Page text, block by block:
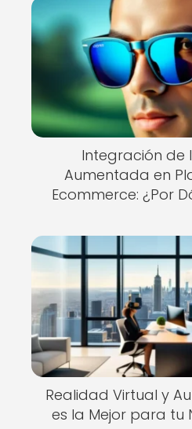
Integración de
Aumentada en
Ecommerce: ¿Por
Realidad Virtual y
es la Mejor para tu